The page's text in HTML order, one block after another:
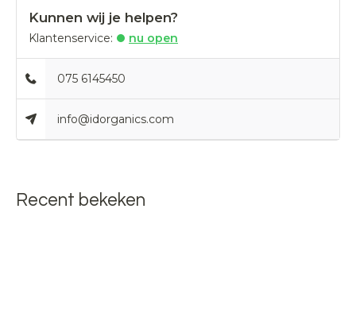
Kunnen wij je helpen?
Klantenservice: nu open
075 6145450
info@idorganics.com
Recent bekeken